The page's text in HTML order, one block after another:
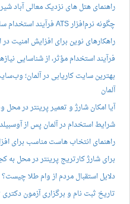
راهنمای هتل های نزدیک معالی آباد
چگونه نرم‌افزار ATS فرآیند استخدام سازمان شما را متحول می‌کند؟
راهکارهای نوین برای افزایش امنیت
فرآیند استخدام مؤثر، از شناسایی
بهترین سایت کاریابی در آلمان؛
آلمان
آیا امکان شارژ و تعمیر پرینتر در محل
شرایط استخدام در آلمان پس از
راهنمای انتخاب هاست مناسب برای
برای شارژ کارتریج پرینتر در محل به
دلایل استقبال مردم از وام طلا چیست؟
تاریخ ثبت نام و برگزاری آزمون دکتری ۱۴۰۴